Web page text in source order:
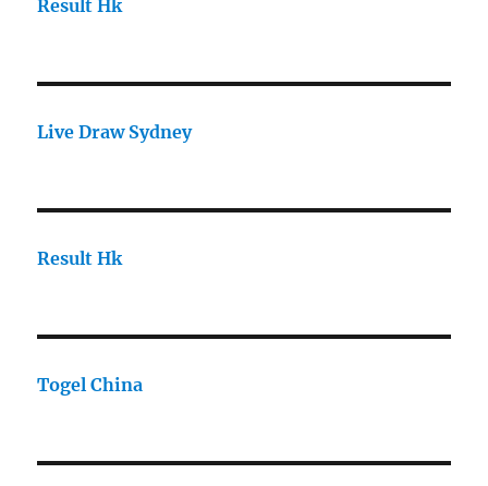
Result Hk
Live Draw Sydney
Result Hk
Togel China